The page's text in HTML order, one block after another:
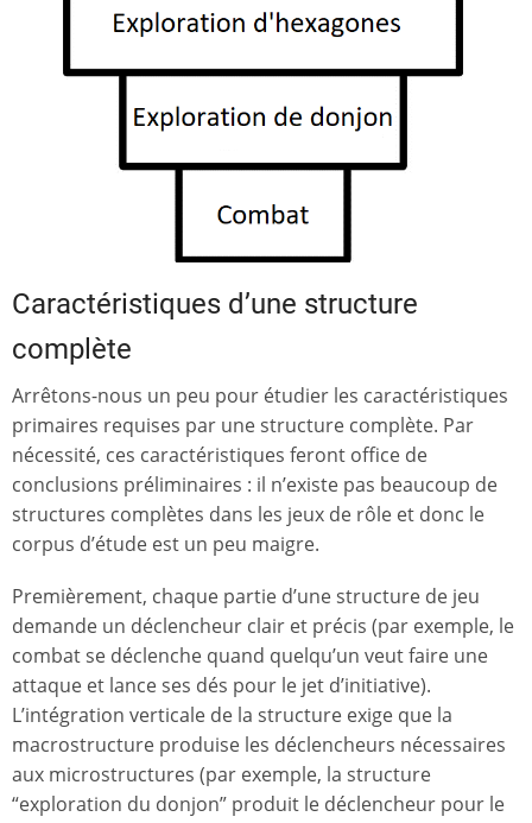
Caractéristiques d’une structure
complète
Arrêtons-nous un peu pour étudier les caractéristiques
primaires requises par une structure complète. Par
nécessité, ces caractéristiques feront office de
conclusions préliminaires : il n’existe pas beaucoup de
structures complètes dans les jeux de rôle et donc le
corpus d’étude est un peu maigre.
Premièrement, chaque partie d’une structure de jeu
demande un déclencheur clair et précis (par exemple, le
combat se déclenche quand quelqu’un veut faire une
attaque et lance ses dés pour le jet d’initiative).
L’intégration verticale de la structure exige que la
macrostructure produise les déclencheurs nécessaires
aux microstructures (par exemple, la structure
“exploration du donjon” produit le déclencheur pour le